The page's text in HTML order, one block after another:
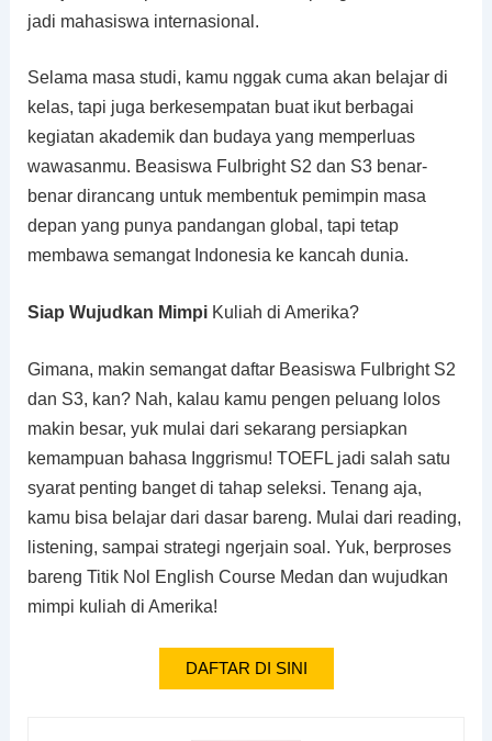
jadi mahasiswa internasional.
Selama masa studi, kamu nggak cuma akan belajar di
kelas, tapi juga berkesempatan buat ikut berbagai
kegiatan akademik dan budaya yang memperluas
wawasanmu. Beasiswa Fulbright S2 dan S3 benar-
benar dirancang untuk membentuk pemimpin masa
depan yang punya pandangan global, tapi tetap
membawa semangat Indonesia ke kancah dunia.
Siap Wujudkan Mimpi Kuliah di Amerika?
Gimana, makin semangat daftar Beasiswa Fulbright S2
dan S3, kan? Nah, kalau kamu pengen peluang lolos
makin besar, yuk mulai dari sekarang persiapkan
kemampuan bahasa Inggrismu! TOEFL jadi salah satu
syarat penting banget di tahap seleksi. Tenang aja,
kamu bisa belajar dari dasar bareng. Mulai dari reading,
listening, sampai strategi ngerjain soal. Yuk, berproses
bareng Titik Nol English Course Medan dan wujudkan
mimpi kuliah di Amerika!
DAFTAR DI SINI